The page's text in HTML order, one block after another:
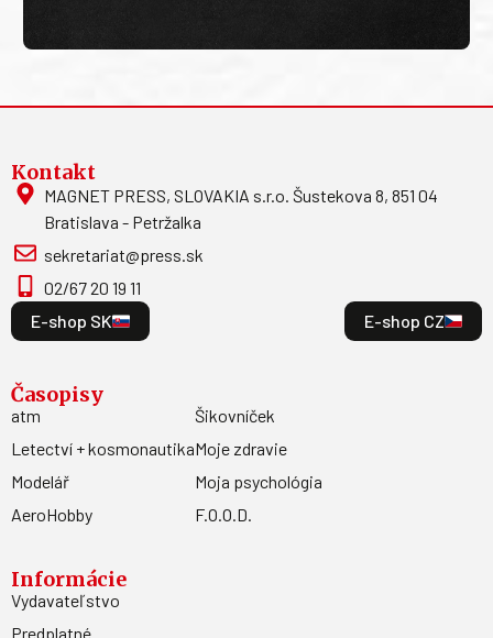
Kontakt
MAGNET PRESS, SLOVAKIA s.r.o. Šustekova 8, 851 04
Bratislava - Petržalka
sekretariat@press.sk
02/67 20 19 11
E-shop SK
E-shop CZ
Časopisy
atm
Letectví + kosmonautika
Modelář
AeroHobby
Šikovníček
Moje zdravie
Moja psychológia
F.O.O.D.
Informácie
Vydavateľstvo
Predplatné